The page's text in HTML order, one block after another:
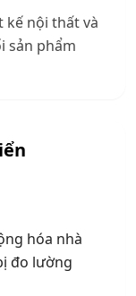
kế nội thất và
sản phẩm
hóa nhà
đo lường